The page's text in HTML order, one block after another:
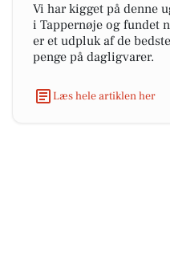
Vi har kigget på denne
i Tappernøje og fundet
er et udpluk af de
penge på dagligvarer.
Læs hele artiklen her